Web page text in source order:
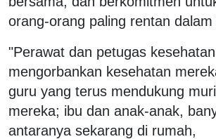
orang-orang paling rentan
"Perawat dan petugas
mengorbankan kesehatan
guru yang terus mendukung
mereka; ibu dan anak-anak,
antaranya sekarang di rumah,